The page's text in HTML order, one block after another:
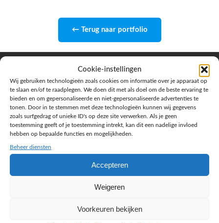
Cookie-instellingen
Wij gebruiken technologieën zoals cookies om informatie over je apparaat op
te slaan en/of te raadplegen. We doen dit met als doel om de beste ervaring te
bieden en om gepersonaliseerde en niet-gepersonaliseerde advertenties te
tonen. Door in te stemmen met deze technologieën kunnen wij gegevens
zoals surfgedrag of unieke ID's op deze site verwerken. Als je geen
toestemming geeft of je toestemming intrekt, kan dit een nadelige invloed
hebben op bepaalde functies en mogelijkheden.
Beheer diensten
Accepteren
Weigeren
Voorkeuren bekijken
← Terug naar portfolio
Google Reviews
5.0★★★★★
★★★★★
Wij zijn erg tevreden over de samenwerking. Er
werd goed meegedacht, snel geschakeld en
vertaald naar een website die professioneel oogt,
overzichtelijk is en goed past bij wie wij zijn. Ook
aanpassingen werden prettig en zorgvuldig
heeft
zijn